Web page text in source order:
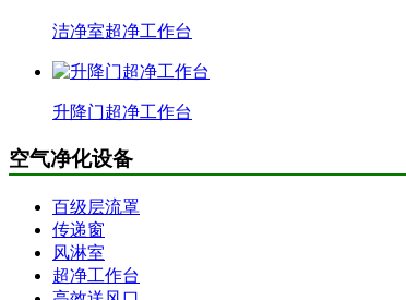
洁净室超净工作台
升降门超净工作台
空气净化设备
百级层流罩
传递窗
风淋室
超净工作台